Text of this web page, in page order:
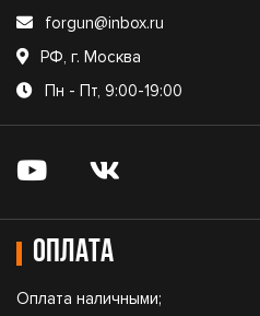
forgun@inbox.ru
РФ, г. Москва
Пн - Пт, 9:00-19:00
Оплата
Оплата наличными;